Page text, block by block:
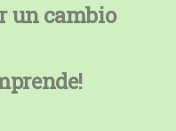
un cambio